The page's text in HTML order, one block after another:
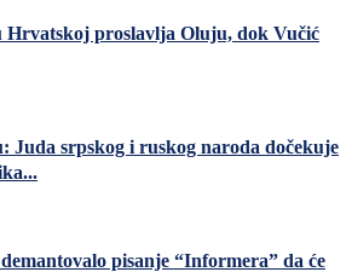
Hrvatskoj proslavlja Oluju, dok Vučić
Juda srpskog i ruskog naroda dočekuje
pisanje “Informera” da će